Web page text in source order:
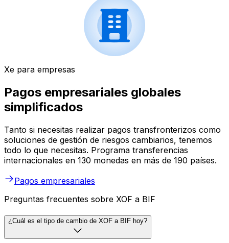
Xe para empresas
Pagos empresariales globales
simplificados
Tanto si necesitas realizar pagos transfronterizos como
soluciones de gestión de riesgos cambiarios, tenemos
todo lo que necesitas. Programa transferencias
internacionales en 130 monedas en más de 190 países.
Pagos empresariales
Preguntas frecuentes sobre XOF a BIF
¿Cuál es el tipo de cambio de XOF a BIF hoy?